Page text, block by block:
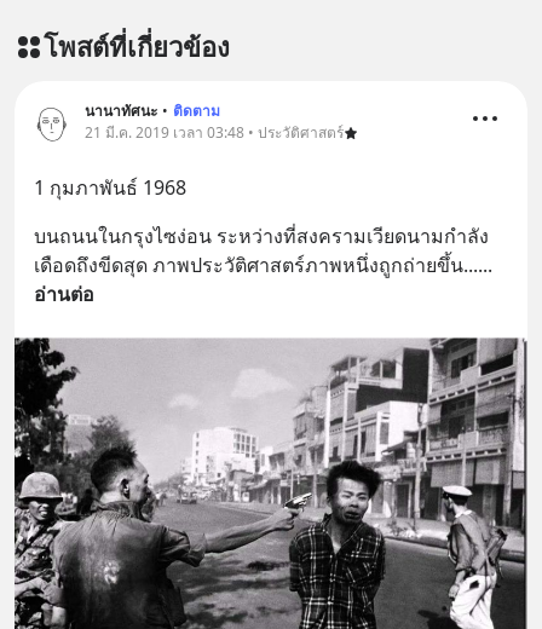
พิเศษ/ ติดต่อสอบถามคอร์สเรียนเพิ่ม
#เรียนรู้ผ่านการใช้จริง #มากกว่าการ
เรียนภาษา #InspireEnglish
โพสต์ที่เกี่ยวข้อง
นานาทัศนะ • ติดตาม
21 มี.ค. 2019 เวลา 03:48 • ประวัติศาสตร์
1 กุมภาพันธ์ 1968
บนถนนในกรุงไซง่อน ระหว่างที่สงครามเวียดนามกำลัง
เดือดถึงขีดสุด ภาพประวัติศาสตร์ภาพหนึ่งถูกถ่ายขึ้น...
อ่านต่อ